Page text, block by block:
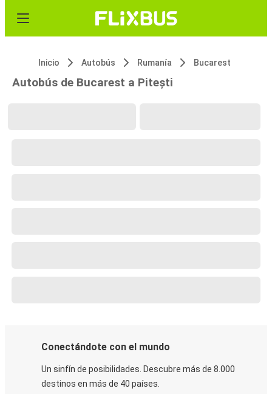
Inicio Autobús Rumanía Bucarest
Autobús de Bucarest a Pitești
Conectándote con el mundo
Un sinfín de posibilidades. Descubre más de 8.000
destinos en más de 40 países.